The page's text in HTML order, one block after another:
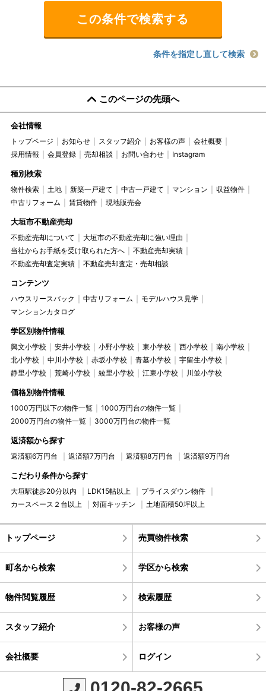
条件を指定し直して検索
このページの先頭へ
会社情報
トップページ お知らせ スタッフ紹介 お客様の声
会社概要
採用情報
会員登録 売却相談 お問い合わせ Instagram
種別検索
物件検索 土地 新築一戸建て 中古一戸建て マンション
収益物件
中古リフォーム
賃貸物件 現地販売会
大垣市不動産売却
不動産売却について
大垣市の不動産売却に強い理由
当社からお手紙を受け取られた方へ
不動産売却実績
不動産売却査定実績
不動産売却査定・売却相談
コンテンツ
ハウスリースバック 中古リフォーム
モデルハウス見学
マンションカタログ
学区別物件情報
興文小学校 安井小学校 小野小学校 東小学校 西小学校
南小学校
北小学校
中川小学校 赤坂小学校 青墓小学校
宇留生小学校
静里小学校
荒崎小学校 綾里小学校 江東小学校 川並小学校
価格別物件情報
1000万円以下の物件一覧
1000万円台の物件一覧
2000万円台の物件一覧
3000万円台の物件一覧
返済額から探す
返済額6万円台 返済額7万円台 返済額8万円台 返済額9万円台
こだわり条件から探す
大垣駅徒歩20分以内 LDK15帖以上
プライスダウン物件
カースペース２台以上
対面キッチン 土地面積50坪以上
トップページ 売買物件検索
町名から検索 学区から検索
物件閲覧履歴 検索履歴
スタッフ紹介 お客様の声
会社概要 ログイン